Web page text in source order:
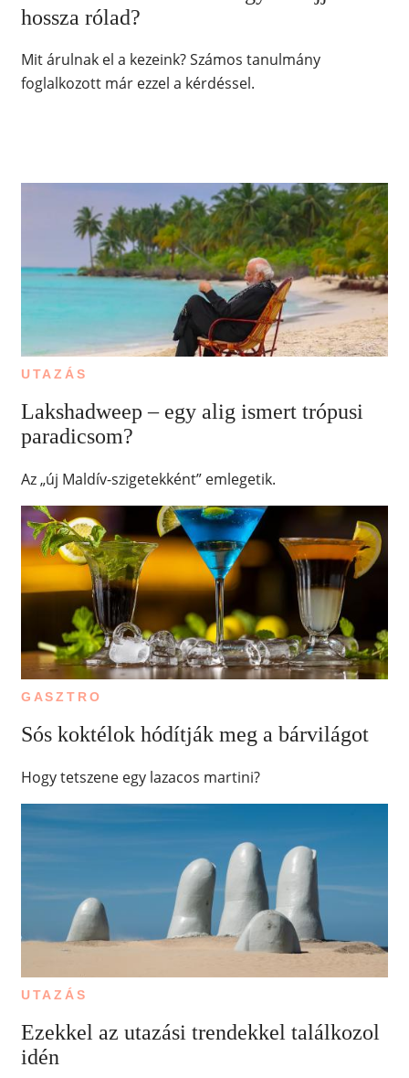
hossza rólad?
Mit árulnak el a kezeink? Számos tanulmány
foglalkozott már ezzel a kérdéssel.
UTAZÁS
Lakshadweep – egy alig ismert trópusi
paradicsom?
Az „új Maldív-szigetekként” emlegetik.
GASZTRO
Sós koktélok hódítják meg a bárvilágot
Hogy tetszene egy lazacos martini?
UTAZÁS
Ezekkel az utazási trendekkel találkozol
idén